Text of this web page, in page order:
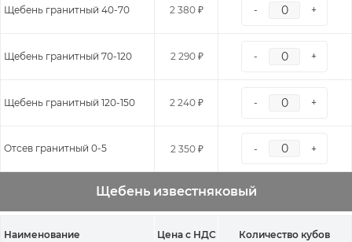
Щебень гранитный 40-70 2 380 ₽ - +
Щебень гранитный 70-120 2 290 ₽ - +
Щебень гранитный 120-150 2 240 ₽ - +
Отсев гранитный 0-5 2 350 ₽ - +
Щебень известняковый
Наименование Цена с НДС Количество кубов